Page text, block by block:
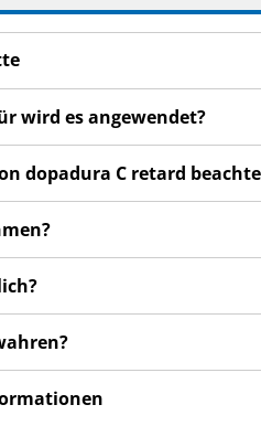
wird es angewendet?
dopadura C retard